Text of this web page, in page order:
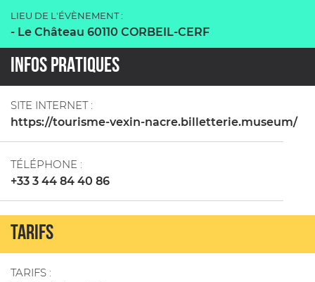
LIEU DE L'ÉVÈNEMENT :
- Le Château 60110 CORBEIL-CERF
SITE INTERNET :
https://tourisme-vexin-nacre.billetterie.museum/
TÉLÉPHONE :
+33 3 44 84 40 86
INFOS PRATIQUES
TARIFS :
TARIFS